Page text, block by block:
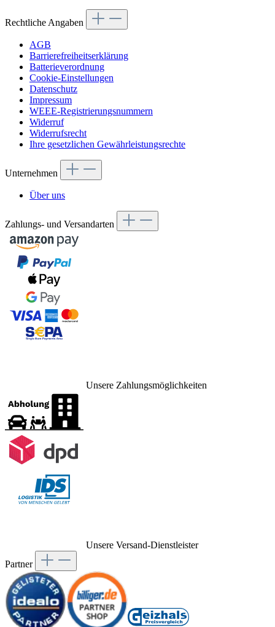
Rechtliche Angaben
AGB
Barrierefreiheitserklärung
Batterieverordnung
Cookie-Einstellungen
Datenschutz
Impressum
WEEE-Registrierungsnummern
Widerruf
Widerrufsrecht
Ihre gesetzlichen Gewährleistungsrechte
Unternehmen
Über uns
Zahlungs- und Versandarten
Unsere Zahlungsmöglichkeiten
Unsere Versand-Dienstleister
Partner